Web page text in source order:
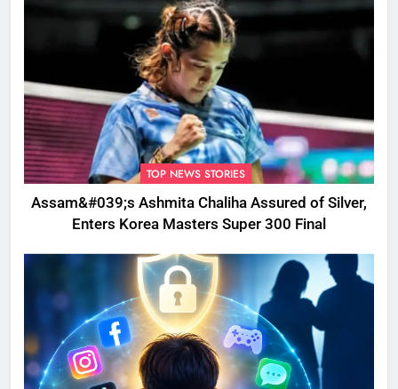
TOP NEWS STORIES
Assam&#039;s Ashmita Chaliha Assured of Silver,
Enters Korea Masters Super 300 Final